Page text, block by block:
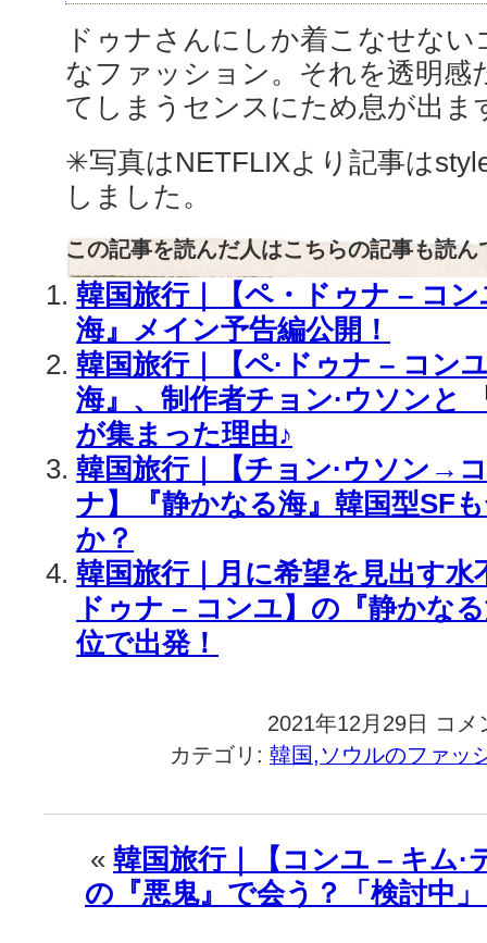
ドゥナさんにしか着こなせな
なファッション。それを透明感
てしまうセンスにため息が出ま
✳︎写真はNETFLIXより記事は
しました。
この記事を読んだ人はこちらの記事も読ん
韓国旅行｜【ペ・ドゥナ – コ
海』メイン予告編公開！
韓国旅行｜【ペ·ドゥナ – コン
海』、制作者チョン·ウソンと
が集まった理由♪
韓国旅行｜【チョン·ウソン→
ナ】『静かなる海』韓国型SF
か？
韓国旅行｜月に希望を見出す
ドゥナ – コンユ】の『静かな
位で出発！
2021年12月29日
韓
旅
｜
·
ド
ゥ
コメ
カテゴリ: 韓国,ソウルのファッ
« 韓国旅行｜【コンユ – キム·
の『悪鬼』で会う？「検討中